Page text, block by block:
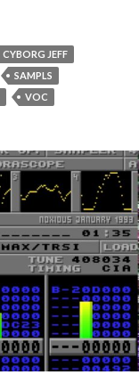
CYBORG JEFF
SAMPLS
VOC